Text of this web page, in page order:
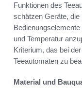
Funktionen des
schätzen Geräte,
und Temperatur
Kriterium, das bei
Teeautomaten zu
Material und